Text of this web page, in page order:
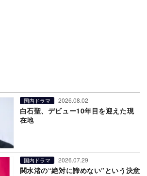
国内ドラマ 2026.08.02
白石聖、デビュー10年目を迎えた現
在地
国内ドラマ 2026.07.29
関水渚の“絶対に諦めない”という決意